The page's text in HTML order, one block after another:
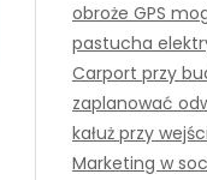
obroże GPS
pastucha
Carport przy
zaplanować
kałuż przy
Marketing w